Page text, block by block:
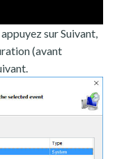
sur Suivant,
(avant